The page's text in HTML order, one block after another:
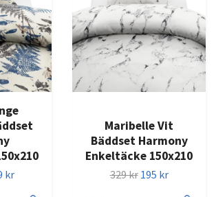
kr
Maribelle Vit
Bäddset Harmony
Enkeltäcke 150x210
329 kr 195 kr